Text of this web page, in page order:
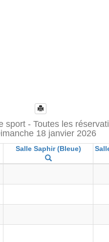
sport - Toutes les
18 janvier 2026
Salle Saphir (Bleue)